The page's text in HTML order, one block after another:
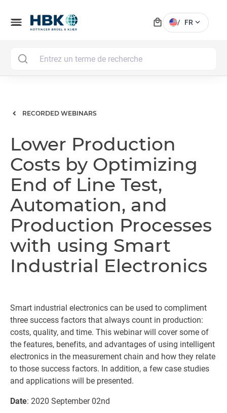
menu local_mall / FR expand_more
RECORDED WEBINARS
Lower Production
Costs by Optimizing
End of Line Test,
Automation, and
Production Processes
with using Smart
Industrial Electronics
Smart industrial electronics can be used to compliment
three success factors that always count in production:
costs, quality, and time. This webinar will cover some of
the features, benefits, and advantages of using intelligent
electronics in the measurement chain and how they relate
to those success factors. In addition, a few case studies
and applications will be presented.
Date: 2020 September 02nd